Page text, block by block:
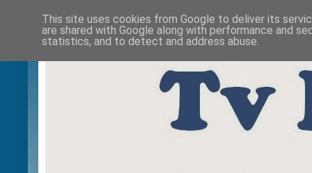
This site uses cookies from Google to deliver its
are shared with Google along with performance and
statistics, and to detect and address abuse.